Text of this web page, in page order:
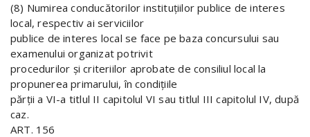
(8) Numirea conducătorilor instituţiilor publice de interes
local, respectiv ai serviciilor
publice de interes local se face pe baza concursului sau
examenului organizat potrivit
procedurilor şi criteriilor aprobate de consiliul local la
propunerea primarului, în condiţiile
părţii a VI-a titlul II capitolul VI sau titlul III capitolul IV, după
caz.
ART. 156